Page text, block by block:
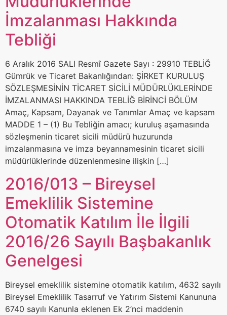
İmzalanması Hakkında
Tebliği
6 Aralık 2016 SALI Resmî Gazete Sayı : 29910 TEBLİĞ
Gümrük ve Ticaret Bakanlığından: ŞİRKET KURULUŞ
SÖZLEŞMESİNİN TİCARET SİCİLİ MÜDÜRLÜKLERİNDE
İMZALANMASI HAKKINDA TEBLİĞ BİRİNCİ BÖLÜM
Amaç, Kapsam, Dayanak ve Tanımlar Amaç ve kapsam
MADDE 1 – (1) Bu Tebliğin amacı; kuruluş aşamasında
sözleşmenin ticaret sicili müdürü huzurunda
imzalanmasına ve imza beyannamesinin ticaret sicili
müdürlüklerinde düzenlenmesine ilişkin […]
2016/013 – Bireysel
Emeklilik Sistemine
Otomatik Katılım İle İlgili
2016/26 Sayılı Başbakanlık
Genelgesi
Bireysel emeklilik sistemine otomatik katılım, 4632 sayılı
Bireysel Emeklilik Tasarruf ve Yatırım Sistemi Kanununa
6740 sayılı Kanunla eklenen Ek 2’nci maddenin